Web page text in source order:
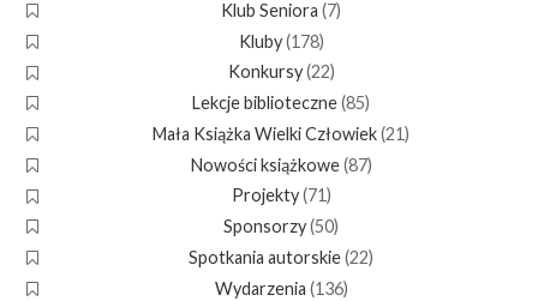
Klub Seniora (7)
Kluby(178)
Konkursy(22)
Lekcje biblioteczne(85)
Mała Książka Wielki Człowiek(21)
Nowości książkowe(87)
Projekty(71)
Sponsorzy(50)
Spotkania autorskie(22)
Wydarzenia (136)